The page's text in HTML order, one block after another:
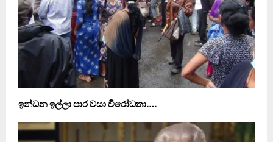
ඉන්ධන ඉල්ලා පාර වසා විරෝධතා….